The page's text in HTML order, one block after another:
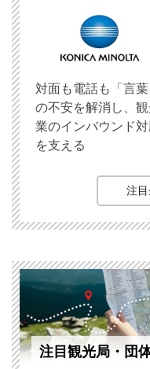
対面も電話も「言葉
の不安を解消し、
業のインバウンド
を支える
注
注目観光局・団